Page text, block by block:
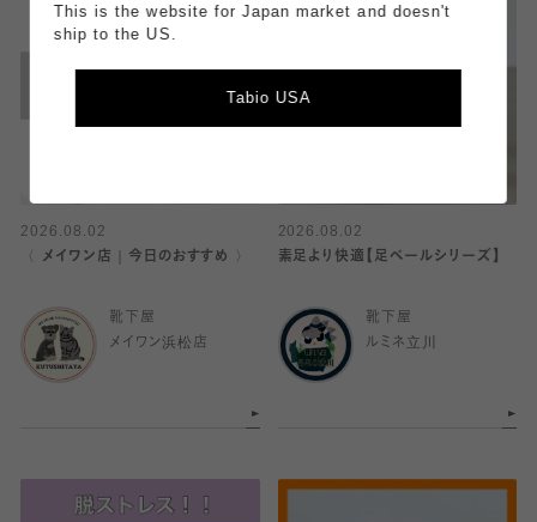
2026.08.02
〈 メイワン店｜今日のおすすめ 〉
靴下屋
メイワン浜松店
2026.08.02
素足より快適【足ベールシリーズ】
靴下屋
ルミネ立川
This is the website for Japan market and doesn't
ship to the US.
Tabio USA